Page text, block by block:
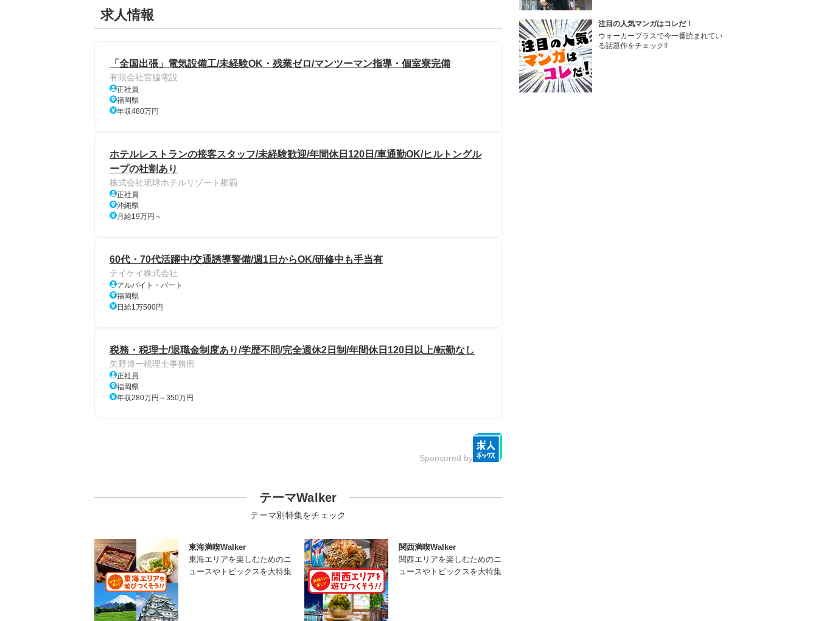
求人情報
「全国出張」電気設備工/未経験OK・残業ゼロ/マンツーマン指導・個室寮完備
有限会社宮脇電設
正社員
福岡県
年収480万円
ホテルレストランの接客スタッフ/未経験歓迎/年間休日120日/車通勤OK/ヒルトングル
ープの社割あり
株式会社琉球ホテルリゾート那覇
正社員
沖縄県
月給19万円～
60代・70代活躍中/交通誘導警備/週1日からOK/研修中も手当有
テイケイ株式会社
アルバイト・パート
福岡県
日給1万500円
税務・税理士/退職金制度あり/学歴不問/完全週休2日制/年間休日120日以上/転勤なし
矢野博一税理士事務所
正社員
福岡県
年収280万円～350万円
Sponsored by
テーマWalker
テーマ別特集をチェック
東海満喫Walker
東海エリアを楽しむためのニ
ュースやトピックスを大特集
関西満喫Walker
関西エリアを楽しむためのニ
ュースやトピックスを大特集
注目の人気マンガはコレだ！
ウォーカープラスで今一番読まれてい
る話題作をチェック!!